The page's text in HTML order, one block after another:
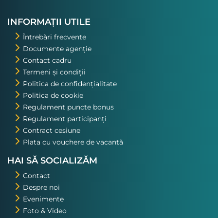
excursiile pe care o voi repeta!
INFORMAȚII UTILE
Întrebări frecvente
Documente agenție
Contact cadru
Termeni și condiții
Politica de confidențialitate
Politica de cookie
Regulament puncte bonus
Regulament participanți
Contract cesiune
Plata cu vouchere de vacanță
HAI SĂ SOCIALIZĂM
Contact
Despre noi
Evenimente
Foto & Video